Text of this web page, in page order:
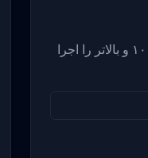
برای کاربران رایانه‌ای که ویندوز ۱۰ و بالاتر را اجرا